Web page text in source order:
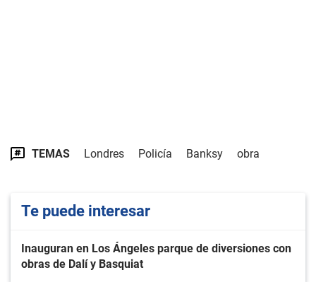
TEMAS Londres Policía Banksy obra
Te puede interesar
Inauguran en Los Ángeles parque de diversiones con
obras de Dalí y Basquiat